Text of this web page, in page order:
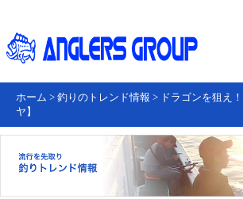
ホーム > 釣りのトレンド情報 > ドラゴンを狙え
ヤ】